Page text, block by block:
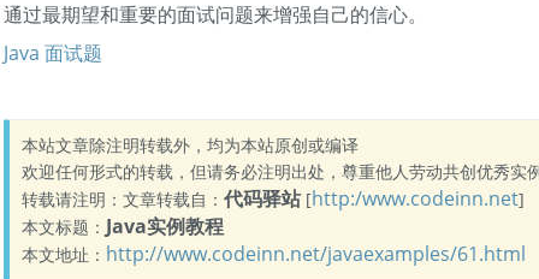
通过最期望和重要的面试问题来增强自己的信心。
Java 面试题
本站文章除注明转载外，均为本站原创或编译
欢迎任何形式的转载，但请务必注明出处，尊重他人劳动共创优秀实
转载请注明：文章转载自： 代码驿站[http:/www.codeinn.net]
本文标题： Java实例教程
本文地址： http://www.codeinn.net/javaexamples/61.html